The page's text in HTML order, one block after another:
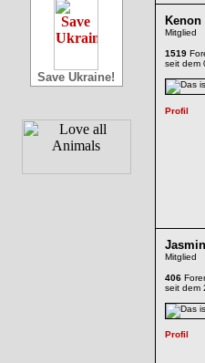
Save Ukraine!
Kenon
Mitglied
1519
seit dem
Jasmin
Mitglied
406
seit dem